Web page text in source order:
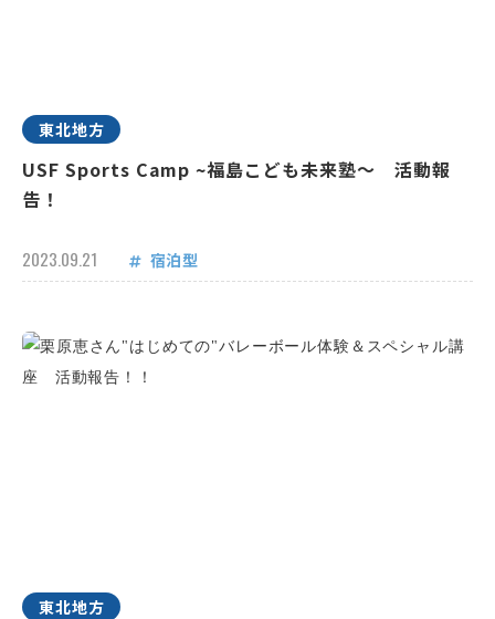
東北地方
USF Sports Camp ~福島こども未来塾～ 活動報
告！
2023.09.21 宿泊型
東北地方